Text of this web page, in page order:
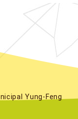
Yung-Feng